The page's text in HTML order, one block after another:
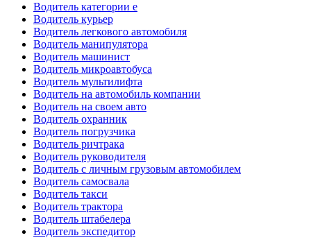
Водитель категории е
Водитель курьер
Водитель легкового автомобиля
Водитель манипулятора
Водитель машинист
Водитель микроавтобуса
Водитель мультилифта
Водитель на автомобиль компании
Водитель на своем авто
Водитель охранник
Водитель погрузчика
Водитель ричтрака
Водитель руководителя
Водитель с личным грузовым автомобилем
Водитель самосвала
Водитель такси
Водитель трактора
Водитель штабелера
Водитель экспедитор